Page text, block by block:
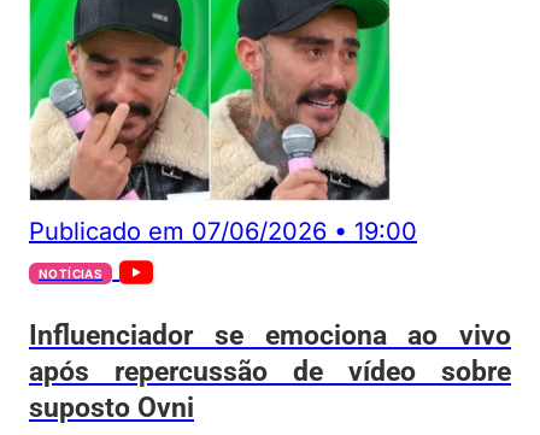
Publicado em 07/06/2026 • 19:00
NOTÍCIAS
Influenciador se emociona ao vivo
após repercussão de vídeo sobre
suposto Ovni